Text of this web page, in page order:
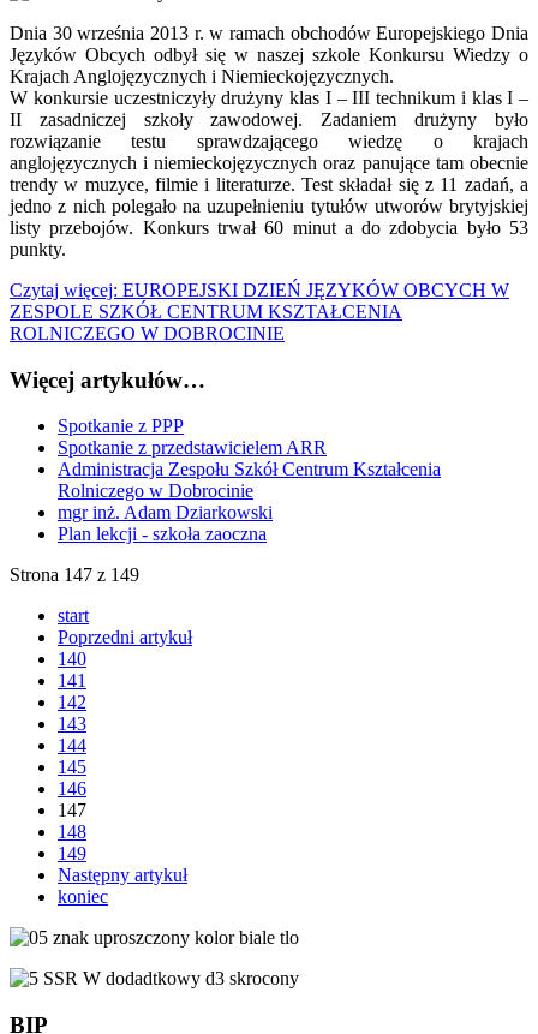
Dnia 30 września 2013 r. w ramach obchodów Europejskiego Dnia
Języków Obcych odbył się w naszej szkole Konkursu Wiedzy o
Krajach Anglojęzycznych i Niemieckojęzycznych.
W konkursie uczestniczyły drużyny klas I – III technikum i klas I –
II zasadniczej szkoły zawodowej. Zadaniem drużyny było
rozwiązanie testu sprawdzającego wiedzę o krajach
anglojęzycznych i niemieckojęzycznych oraz panujące tam obecnie
trendy w muzyce, filmie i literaturze. Test składał się z 11 zadań, a
jedno z nich polegało na uzupełnieniu tytułów utworów brytyjskiej
listy przebojów. Konkurs trwał 60 minut a do zdobycia było 53
punkty.
Czytaj więcej: EUROPEJSKI DZIEŃ JĘZYKÓW OBCYCH W
ZESPOLE SZKÓŁ CENTRUM KSZTAŁCENIA
ROLNICZEGO W DOBROCINIE
Więcej artykułów…
Spotkanie z PPP
Spotkanie z przedstawicielem ARR
Administracja Zespołu Szkół Centrum Kształcenia
Rolniczego w Dobrocinie
mgr inż. Adam Dziarkowski
Plan lekcji - szkoła zaoczna
Strona 147 z 149
start
Poprzedni artykuł
140
141
142
143
144
145
146
147
148
149
Następny artykuł
koniec
BIP